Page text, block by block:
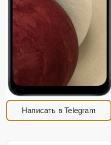
Написать в Telegram